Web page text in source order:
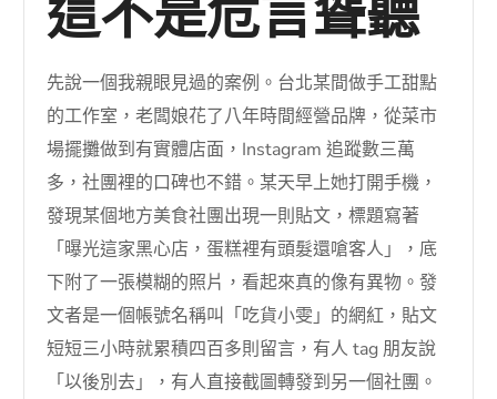
這不是危言聳聽
先說一個我親眼見過的案例。台北某間做手工甜點
的工作室，老闆娘花了八年時間經營品牌，從菜市
場擺攤做到有實體店面，Instagram 追蹤數三萬
多，社團裡的口碑也不錯。某天早上她打開手機，
發現某個地方美食社團出現一則貼文，標題寫著
「曝光這家黑心店，蛋糕裡有頭髮還嗆客人」，底
下附了一張模糊的照片，看起來真的像有異物。發
文者是一個帳號名稱叫「吃貨小雯」的網紅，貼文
短短三小時就累積四百多則留言，有人 tag 朋友說
「以後別去」，有人直接截圖轉發到另一個社團。